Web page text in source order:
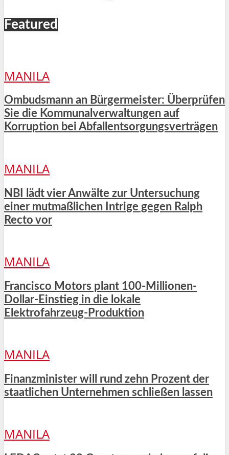
Featured
MANILA
Ombudsmann an Bürgermeister: Überprüfen
Sie die Kommunalverwaltungen auf
Korruption bei Abfallentsorgungsverträgen
MANILA
NBI lädt vier Anwälte zur Untersuchung
einer mutmaßlichen Intrige gegen Ralph
Recto vor
MANILA
Francisco Motors plant 100-Millionen-
Dollar-Einstieg in die lokale
Elektrofahrzeug-Produktion
MANILA
Finanzminister will rund zehn Prozent der
staatlichen Unternehmen schließen lassen
MANILA